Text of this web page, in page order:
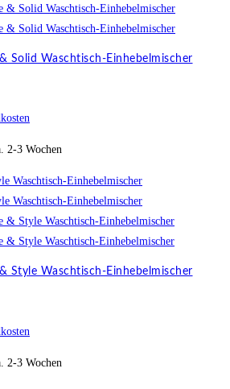
Solid Waschtisch-Einhebelmischer
2-3 Wochen
Style Waschtisch-Einhebelmischer
2-3 Wochen